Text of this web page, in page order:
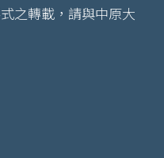
之轉載，請與中原大